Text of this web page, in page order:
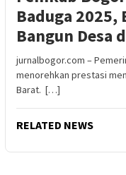
Baduga
Bangun Desa
jurnalbogor.com –
menorehkan prestasi
Barat. […]
RELATED NEWS